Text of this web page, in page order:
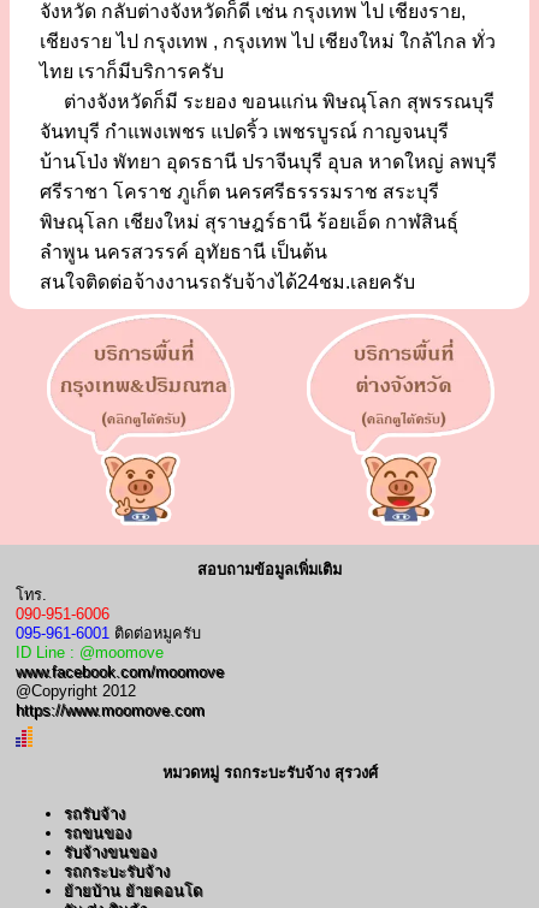
จังหวัด กลับต่างจังหวัดก็ดี เช่น กรุงเทพ ไป เชียงราย,
เชียงราย ไป กรุงเทพ , กรุงเทพ ไป เชียงใหม่ ใกล้ไกล ทั่ว
ไทย เราก็มีบริการครับ
ต่างจังหวัดก็มี ระยอง ขอนแก่น พิษณุโลก สุพรรณบุรี
จันทบุรี กำแพงเพชร แปดริ้ว เพชรบูรณ์ กาญจนบุรี
บ้านโป่ง พัทยา อุดรธานี ปราจีนบุรี อุบล หาดใหญ่ ลพบุรี
ศรีราชา โคราช ภูเก็ต นครศรีธรรรมราช สระบุรี
พิษณุโลก เชียงใหม่ สุราษฎร์ธานี ร้อยเอ็ด กาฬสินธุ์
ลำพูน นครสวรรค์ อุทัยธานี เป็นต้น
สนใจติดต่อจ้างงานรถรับจ้างได้24ชม.เลยครับ
สอบถามข้อมูลเพิ่มเติม
โทร.
090-951-6006
095-961-6001 ติดต่อหมูครับ
ID Line : @moomove
www.facebook.com/moomove
@Copyright 2012
https://www.moomove.com
หมวดหมู่ รถกระบะรับจ้าง สุรวงศ์
รถรับจ้าง
รถขนของ
รับจ้างขนของ
รถกระบะรับจ้าง
ย้ายบ้าน ย้ายคอนโด